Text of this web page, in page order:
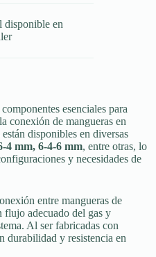
disponible en
esenciales para
conexión de mangueras en
disponibles en diversas
4 mm, 6-4-6 mm, entre otras, lo
y necesidades de
entre mangueras de
flujo adecuado del gas y
Al ser fabricadas con
durabilidad y resistencia en